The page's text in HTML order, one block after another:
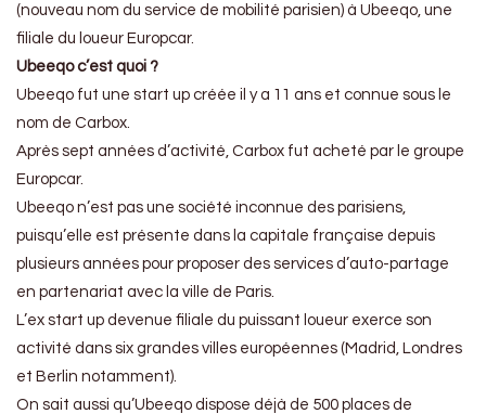
(nouveau nom du service de mobilité parisien) à Ubeeqo, une
filiale du loueur Europcar.
Ubeeqo c’est quoi ?
Ubeeqo fut une start up créée il y a 11 ans et connue sous le
nom de Carbox.
Après sept années d’activité, Carbox fut acheté par le groupe
Europcar.
Ubeeqo n’est pas une société inconnue des parisiens,
puisqu’elle est présente dans la capitale française depuis
plusieurs années pour proposer des services d’auto-partage
en partenariat avec la ville de Paris.
L’ex start up devenue filiale du puissant loueur exerce son
activité dans six grandes villes européennes (Madrid, Londres
et Berlin notamment).
On sait aussi qu’Ubeeqo dispose déjà de 500 places de